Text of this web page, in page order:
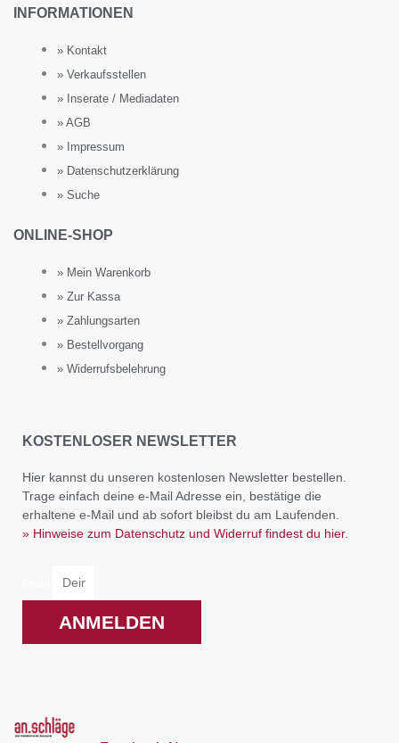
INFORMATIONEN
» Kontakt
» Verkaufsstellen
» Inserate / Mediadaten
» AGB
» Impressum
» Datenschutzerklärung
» Suche
ONLINE-SHOP
» Mein Warenkorb
» Zur Kassa
» Zahlungsarten
» Bestellvorgang
» Widerrufsbelehrung
KOSTENLOSER NEWSLETTER
Hier kannst du unseren kostenlosen Newsletter bestellen.
Trage einfach deine e-Mail Adresse ein, bestätige die
erhaltene e-Mail und ab sofort bleibst du am Laufenden.
» Hinweise zum Datenschutz und Widerruf findest du hier.
ANMELDEN